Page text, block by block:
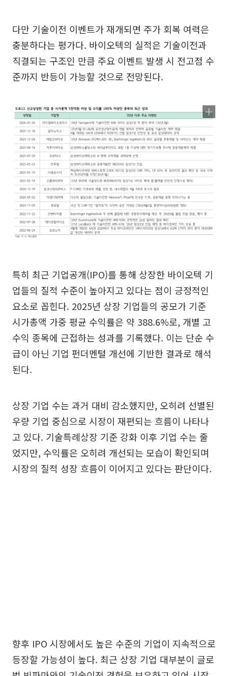
다만 기술이전 이벤트가 재개되면 주가 회복 여력은
충분하다는 평가다. 바이오텍의 실적은 기술이전과
직결되는 구조인 만큼 주요 이벤트 발생 시 전고점 수
준까지 반등이 가능할 것으로 전망된다.
특히 최근 기업공개(IPO)를 통해 상장한 바이오텍 기
업들의 질적 수준이 높아지고 있다는 점이 긍정적인
요소로 꼽힌다. 2025년 상장 기업들의 공모가 기준
시가총액 가중 평균 수익률은 약 388.6%로, 개별 고
수익 종목에 근접하는 성과를 기록했다. 이는 단순 수
급이 아닌 기업 펀더멘털 개선에 기반한 결과로 해석
된다.
상장 기업 수는 과거 대비 감소했지만, 오히려 선별된
우량 기업 중심으로 시장이 재편되는 흐름이 나타나
고 있다. 기술특례상장 기준 강화 이후 기업 수는 줄
었지만, 수익률은 오히려 개선되는 모습이 확인되며
시장의 질적 성장 흐름이 이어지고 있다는 판단이다.
향후 IPO 시장에서도 높은 수준의 기업이 지속적으로
등장할 가능성이 높다. 최근 상장 기업 대부분이 글로